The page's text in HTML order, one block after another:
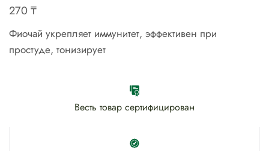
270₸
Фиочай укрепляет иммунитет, эффективен при
простуде, тонизирует
Весть товар сертифицирован